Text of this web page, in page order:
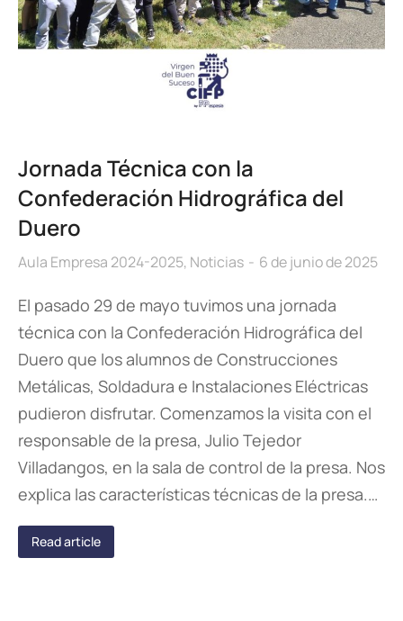
Jornada Técnica con la
Confederación Hidrográfica del
Duero
Aula Empresa 2024-2025, Noticias 6 de junio de 2025
El pasado 29 de mayo tuvimos una jornada
técnica con la Confederación Hidrográfica del
Duero que los alumnos de Construcciones
Metálicas, Soldadura e Instalaciones Eléctricas
pudieron disfrutar. Comenzamos la visita con el
responsable de la presa, Julio Tejedor
Villadangos, en la sala de control de la presa. Nos
explica las características técnicas de la presa.…
Read article